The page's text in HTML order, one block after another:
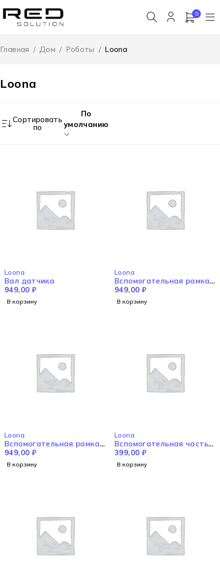
0
Loona
Главная / Дом / Роботы / Loona
Сортировать
по
По
умолчанию
Loona
Вал датчика
949,00 ₽
В корзину
Loona
Вспомогательная рамка
левая
949,00 ₽
В корзину
Loona
Вспомогательная рамка
правая
949,00 ₽
В корзину
Loona
Вспомогательная часть
для заднего колеса
справа
399,00 ₽
В корзину